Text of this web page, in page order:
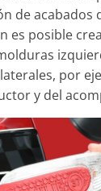
de acabados
es posible
por
y del